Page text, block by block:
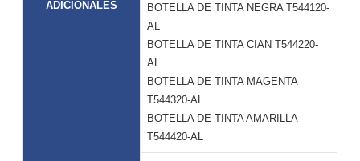
ADICIONALES
BOTELLA DE TINTA NEGRA T544120-
AL
BOTELLA DE TINTA CIAN T544220-
AL
BOTELLA DE TINTA MAGENTA
T544320-AL
BOTELLA DE TINTA AMARILLA
T544420-AL